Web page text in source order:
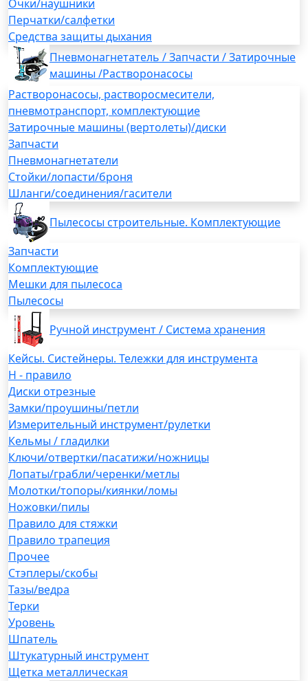
Очки/наушники
Перчатки/салфетки
Средства защиты дыхания
Пневмонагнетатель / Запчасти / Затирочные
машины /Растворонасосы
Растворонасосы, растворосмесители,
пневмотранспорт, комплектующие
Затирочные машины (вертолеты)/диски
Запчасти
Пневмонагнетатели
Стойки/лопасти/броня
Шланги/соединения/гасители
Пылесосы строительные. Комплектующие
Запчасти
Комплектующие
Мешки для пылесоса
Пылесосы
Ручной инструмент / Система хранения
Кейсы. Систейнеры. Тележки для инструмента
H - правило
Диски отрезные
Замки/проушины/петли
Измерительный инструмент/рулетки
Кельмы / гладилки
Ключи/отвертки/пасатижи/ножницы
Лопаты/грабли/черенки/метлы
Молотки/топоры/киянки/ломы
Ножовки/пилы
Правило для стяжки
Правило трапеция
Прочее
Стэплеры/скобы
Тазы/ведра
Терки
Уровень
Шпатель
Штукатурный инструмент
Щетка металлическая